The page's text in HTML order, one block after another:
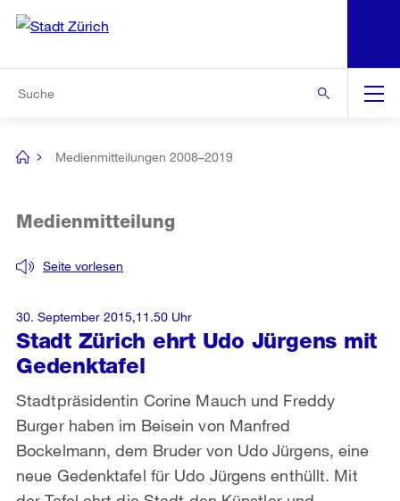
Navigation
[no
Medienmitteilungen 2008–2019
Stadt Zürich ehrt Udo Jürgens mit
Gedenktafel
Seite vorlesen
Medienmitteilung
Stadtpräsidentin Corine Mauch und Freddy
Burger haben im Beisein von Manfred
Bockelmann, dem Bruder von Udo Jürgens, eine
neue Gedenktafel für Udo Jürgens enthüllt. Mit
30. September 2015,11.50 Uhr